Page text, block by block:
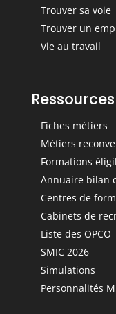
Trouver sa voie
Trouver un
Vie au travail
Ressources
Fiches métiers
Métiers
Formations
Annuaire bilan
Centres de
Cabinets de
Liste des OPCO
SMIC 2026
Simulations
Personnalités